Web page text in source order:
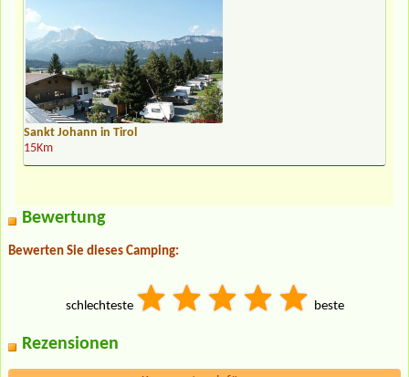
Sankt Johann in Tirol
15Km
Bewertung
Bewerten Sie dieses Camping:
schlechteste beste
Rezensionen